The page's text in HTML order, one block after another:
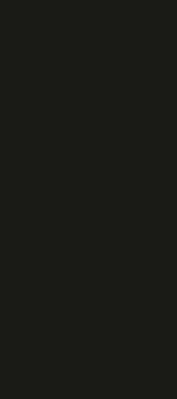
até novembro de 2022 e
e US$ 1 milhão (cerca de R$
em definitivo junto ao
que o clube alagoano terá
representantes que uma saída
gratidão que tem com o clube.